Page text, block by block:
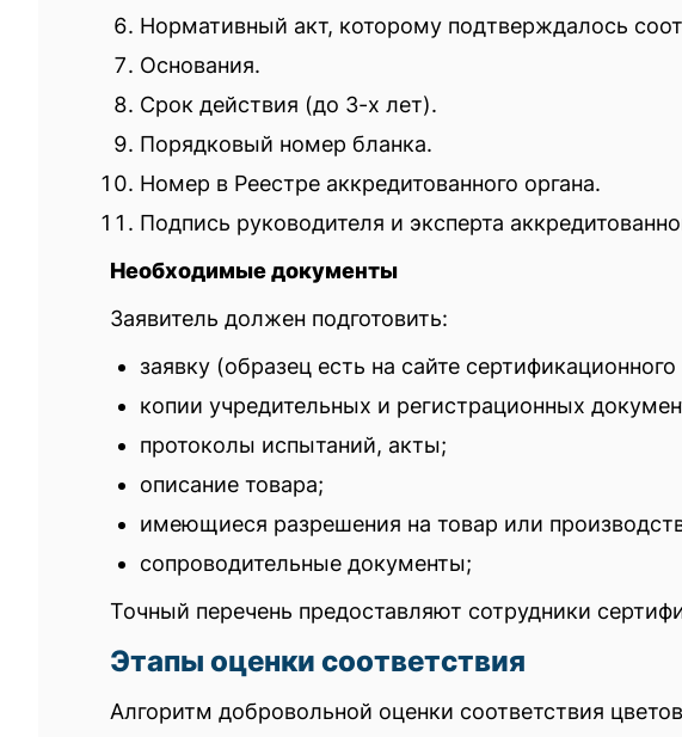
Нормативный акт, которому подтверждалось
Основания.
Срок действия (до 3-х лет).
Порядковый номер бланка.
Номер в Реестре аккредитованного органа.
Подпись руководителя и эксперта
Необходимые документы
Заявитель должен подготовить:
заявку (образец есть на сайте сертификационного
копии учредительных и регистрационных
протоколы испытаний, акты;
описание товара;
имеющиеся разрешения на товар или
сопроводительные документы;
Точный перечень предоставляют сотрудники
Этапы оценки соответствия
Алгоритм добровольной оценки соответствия